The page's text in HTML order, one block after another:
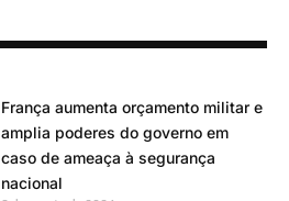
França aumenta orçamento militar e
amplia poderes do governo em
caso de ameaça à segurança
nacional